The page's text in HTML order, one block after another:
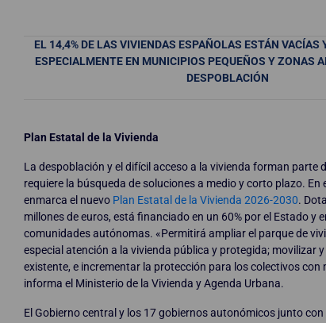
EL 14,4% DE LAS VIVIENDAS ESPAÑOLAS ESTÁN VACÍAS
ESPECIALMENTE EN MUNICIPIOS PEQUEÑOS Y ZONAS
DESPOBLACIÓN
Plan Estatal de la Vivienda
La despoblación y el difícil acceso a la vivienda forman parte
requiere la búsqueda de soluciones a medio y corto plazo. En
enmarca el nuevo Plan Estatal de la Vivienda 2026-2030.
millones de euros, está financiado en un 60% por el Estado y
comunidades autónomas. «Permitirá ampliar el parque de
especial atención a la vivienda pública y protegida; movilizar
existente, e incrementar la protección para los colectivos con
informa el Ministerio de la Vivienda y Agenda Urbana.
El Gobierno central y los 17 gobiernos autonómicos junto